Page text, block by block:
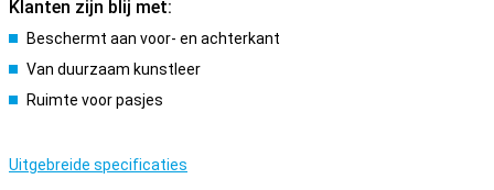
Klanten zijn blij met:
Beschermt aan voor- en achterkant
Van duurzaam kunstleer
Ruimte voor pasjes
Uitgebreide specificaties